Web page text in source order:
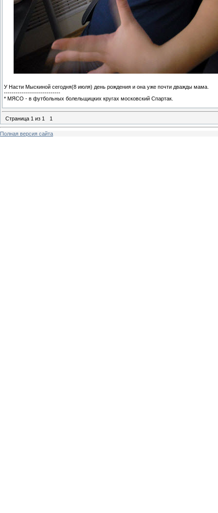
У Насти Мыскиной сегодня(8 июля) день рождения и она уже почти дважды мама.
-----------------------------
* МЯСО - в футбольных болельщицких кругах московский Спартак.
Страница 1 из 1 1
Полная версия сайта